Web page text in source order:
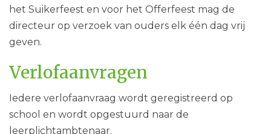
het Suikerfeest en voor het Offerfeest mag de
directeur op verzoek van ouders elk één dag vrij
geven.
Verlofaanvragen
Iedere verlofaanvraag wordt geregistreerd op
school en wordt opgestuurd naar de
leerplichtambtenaar.